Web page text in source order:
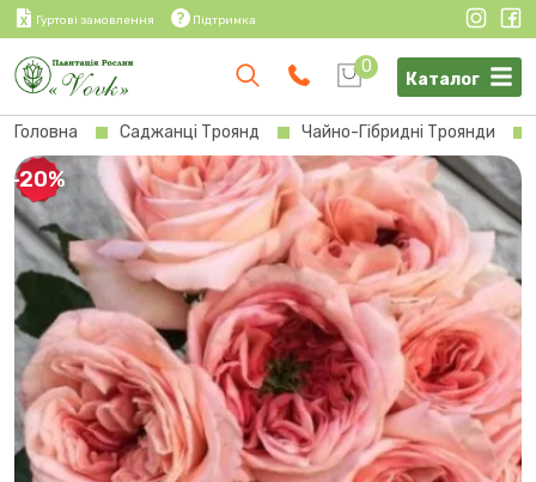
Гуртові замовлення Підтримка
0
Каталог
Головна Саджанці Троянд Чайно-Гібридні Троянди
-20%